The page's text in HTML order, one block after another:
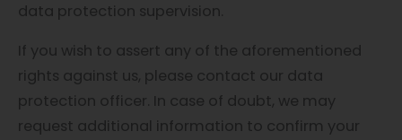
data protection supervision.
If you wish to assert any of the aforementioned
rights against us, please contact our data
protection officer. In case of doubt, we may
request additional information to confirm your